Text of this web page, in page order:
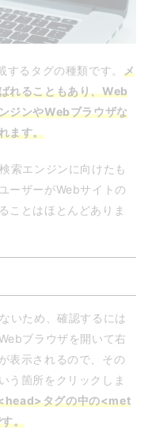
るタグの種類です。 メ
れることもあり、Web
ジンやWebブラウザな
ます。
索エンジンに向けたも
ーザーがWebサイトの
ことはほとんどありま
いため、確認するには
ブラウザを開いて右
表示されるので、その
う箇所をクリックしま
タグの中の<met
。